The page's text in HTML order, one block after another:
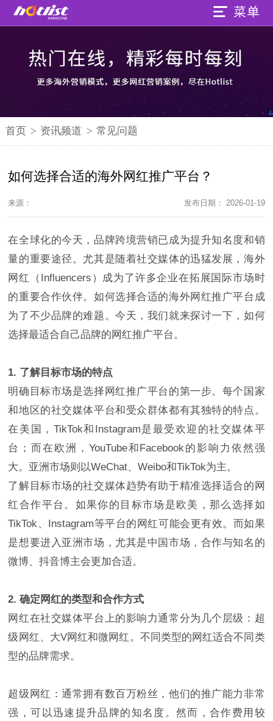
首页 > 资讯频道 > 常见问题
如何选择合适的海外网红推广平台？
来源： 发布日期： 2026-01-19
在全球化的今天，品牌跨境营销已成为提升知名度和销
量的重要途径。尤其是随着社交媒体的迅猛发展，海外
网红（Influencers）成为了许多企业在拓展国际市场时
的重要合作伙伴。如何选择合适的海外网红推广平台成
为了不少品牌的难题。今天，我们就来探讨一下，如何
选择最适合自己品牌的网红推广平台。
1. 了解目标市场的特点
明确目标市场是选择网红推广平台的第一步。每个国家
和地区的社交媒体平台和受众群体都有其独特的特点。
在美国，TikTok和Instagram是最受欢迎的社交媒体平
台；而在欧洲，YouTube和Facebook的影响力依然强
大。亚洲市场则以WeChat、Weibo和TikTok为主。
了解目标市场的社交媒体趋势有助于精准选择适合的网
红合作平台。如果你的目标市场是欧美，那么选择如
TikTok、Instagram等平台的网红可能会更有效。而如果
是想要进入亚洲市场，尤其是中国市场，合作与知名的
微博、抖音博主会更加合适。
2. 确定网红的类型和合作方式
网红在社交媒体平台上的影响力通常分为几个层级：超
级网红、大V网红和微网红。不同类型的网红适合不同类
型的品牌需求。
超级网红：通常拥有数百万粉丝，他们的推广能力非常
强，可以迅速提升品牌的知名度。然而，合作费用较